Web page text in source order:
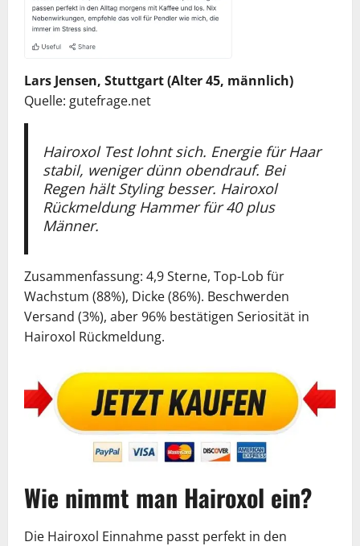
Lars Jensen, Stuttgart (Alter 45, männlich)
Quelle: gutefrage.net
Hairoxol Test lohnt sich. Energie für Haar
stabil, weniger dünn obendrauf. Bei
Regen hält Styling besser. Hairoxol
Rückmeldung Hammer für 40 plus
Männer.
Zusammenfassung: 4,9 Sterne, Top-Lob für
Wachstum (88%), Dicke (86%). Beschwerden
Versand (3%), aber 96% bestätigen Seriosität in
Hairoxol Rückmeldung.
Wie nimmt man Hairoxol ein?
Die Hairoxol Einnahme passt perfekt in den